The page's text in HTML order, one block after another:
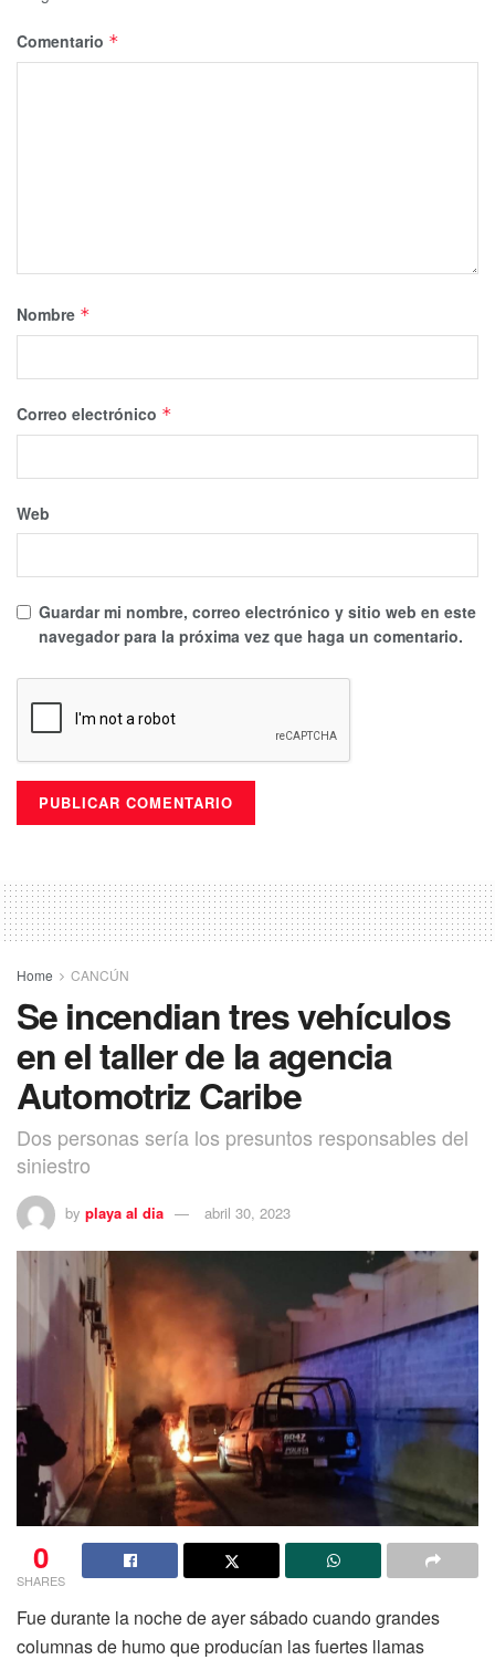
Comentario *
Nombre *
Correo electrónico *
Web
Guardar mi nombre, correo electrónico y sitio web en este
navegador para la próxima vez que haga un comentario.
Home CANCÚN
Se incendian tres vehículos
en el taller de la agencia
Automotriz Caribe
Dos personas sería los presuntos responsables del
siniestro
by playa al dia abril 30, 2023
0
SHARES
Fue durante la noche de ayer sábado cuando grandes
columnas de humo que producían las fuertes llamas